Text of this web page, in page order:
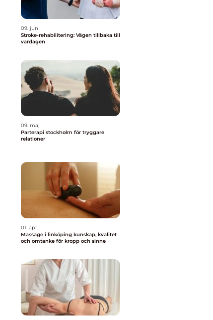
09. jun
Stroke-rehabilitering: Vägen tillbaka till
vardagen
09. maj
Parterapi stockholm för tryggare
relationer
01. apr
Massage i linköping kunskap, kvalitet
och omtanke för kropp och sinne